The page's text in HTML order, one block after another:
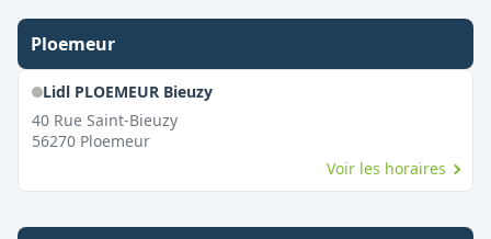
Ploemeur
Lidl PLOEMEUR Bieuzy
40 Rue Saint-Bieuzy
56270 Ploemeur
Voir les horaires